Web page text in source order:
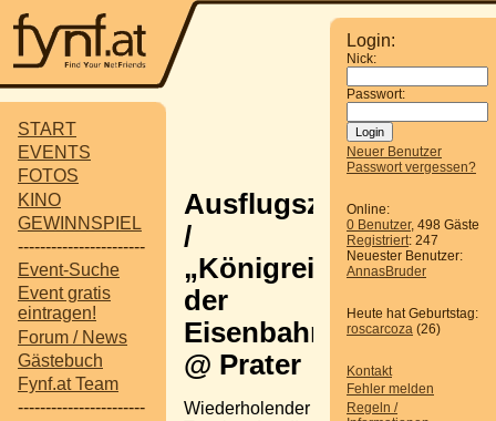
START
EVENTS
FOTOS
KINO
GEWINNSPIEL
-----------------------
Event-Suche
Event gratis
eintragen!
Forum / News
Gästebuch
Fynf.at Team
-----------------------
Login:
Nick:
Passwort:
Neuer Benutzer
Passwort vergessen?
Online:
0 Benutzer, 498 Gäste
Registriert: 247
Neuester Benutzer:
AnnasBruder
Heute hat Geburtstag:
roscarcoza (26)
Kontakt
Fehler melden
Regeln /
Ausflugsziel
/
„Königreich
der
Eisenbahnen“
@ Prater
Wiederholender